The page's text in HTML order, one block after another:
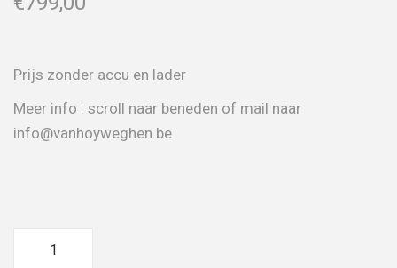
Prijs zonder accu en lader
Meer info : scroll naar beneden of mail naar
info@vanhoyweghen.be